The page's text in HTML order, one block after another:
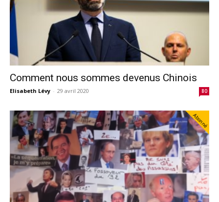
Comment nous sommes devenus Chinois
Elisabeth Lévy - 29 avril 2020 80
Abonné